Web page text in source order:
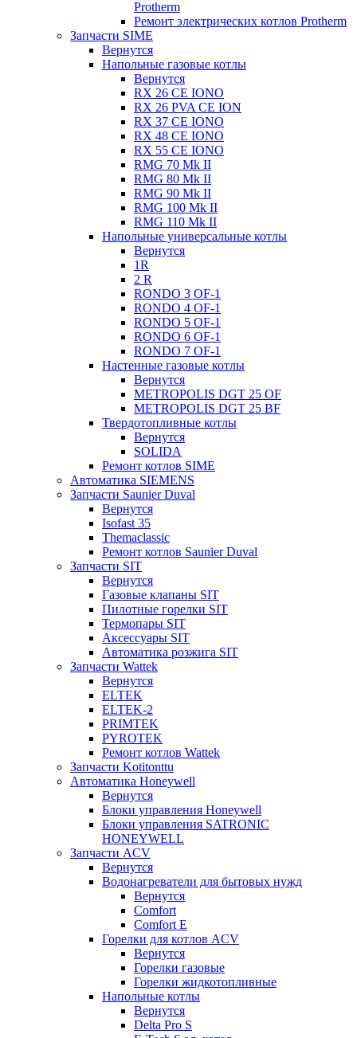
Protherm
Ремонт электрических котлов Protherm
Запчасти SIME
Вернутся
Напольные газовые котлы
Вернутся
RX 26 CE IONO
RX 26 PVA CE ION
RX 37 CE IONO
RX 48 CE IONO
RX 55 CE IONO
RMG 70 Mk II
RMG 80 Mk II
RMG 90 Mk II
RMG 100 Mk II
RMG 110 Mk II
Напольные универсальные котлы
Вернутся
1R
2 R
RONDO 3 OF-1
RONDO 4 OF-1
RONDO 5 OF-1
RONDO 6 OF-1
RONDO 7 OF-1
Настенные газовые котлы
Вернутся
METROPOLIS DGT 25 OF
METROPOLIS DGT 25 BF
Твердотопливные котлы
Вернутся
SOLIDA
Ремонт котлов SIME
Автоматика SIEMENS
Запчасти Saunier Duval
Вернутся
Isofast 35
Themaclassic
Ремонт котлов Saunier Duval
Запчасти SIT
Вернутся
Газовые клапаны SIT
Пилотные горелки SIT
Термопары SIT
Аксессуары SIT
Автоматика розжига SIT
Запчасти Wattek
Вернутся
ELTEK
ELTEK-2
PRIMTEK
PYROTEK
Ремонт котлов Wattek
Запчасти Kotitonttu
Автоматика Honeywеll
Вернутся
Блоки управления Honeywell
Блоки управления SATRONIC
HONEYWELL
Запчасти ACV
Вернутся
Водонагреватели для бытовых нужд
Вернутся
Comfort
Comfort E
Горелки для котлов ACV
Вернутся
Горелки газовые
Горелки жидкотопливные
Напольные котлы
Вернутся
Delta Pro S